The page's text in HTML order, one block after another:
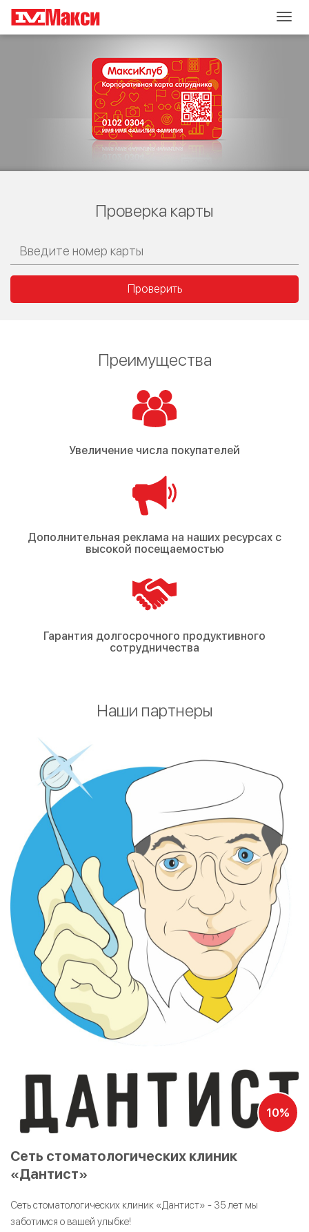
Проверка карты
Преимущества
Увеличение числа покупателей
Дополнительная реклама на наших ресурсах с
высокой посещаемостью
Гарантия долгосрочного продуктивного
сотрудничества
Наши партнеры
10%
Сеть стоматологических клиник
«Дантист»
Сеть стоматологических клиник «Дантист» - 35 лет мы
заботимся о вашей улыбке!